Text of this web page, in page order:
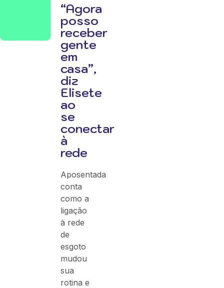
“Agora
posso
receber
gente
em
casa”,
diz
Elisete
ao
se
conectar
à
rede
Aposentada
conta
como a
ligação
à rede
de
esgoto
mudou
sua
rotina e